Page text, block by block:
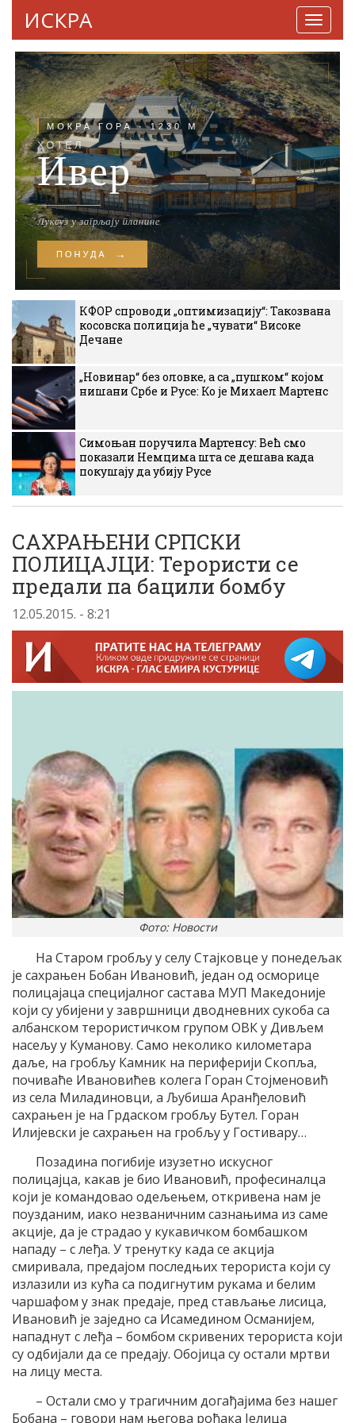
ИСКРА
КФОР спроводи „оптимизацију“: Такозвана
косовска полиција ће „чувати“ Високе
Дечане
„Новинар“ без оловке, а са „пушком“ којом
нишани Србе и Русе: Ко је Михаел Мартенс
Симоњан поручила Мартенсу: Већ смо
показали Немцима шта се дешава када
покушају да убију Русе
САХРАЊЕНИ СРПСКИ
ПОЛИЦАЈЦИ: Терористи се
предали па бацили бомбу
12.05.2015. - 8:21
Фото: Новости
На Старом гробљу у селу Стајковце у понедељак
је сахрањен Бобан Ивановић, један од осморице
полицајаца специјалног састава МУП Македоније
који су убијени у завршници дводневних сукоба са
албанском терористичком групом ОВК у Дивљем
насељу у Куманову. Само неколико километара
даље, на гробљу Камник на периферији Скопља,
почиваће Ивановићев колега Горан Стојменовић
из села Миладиновци, а Љубиша Аранђеловић
сахрањен је на Грдаском гробљу Бутел. Горан
Илијевски је сахрањен на гробљу у Гостивару…
Позадина погибије изузетно искусног
полицајца, какав је био Ивановић, професиналца
који је командовао одељењем, откривена нам је
поузданим, иако незваничним сазнањима из саме
акције, да је страдао у кукавичком бомбашком
нападу – с леђа. У тренутку када се акција
смиривала, предајом последњих терориста који су
излазили из кућа са подигнутим рукама и белим
чаршафом у знак предаје, пред стављање лисица,
Ивановић је заједно са Исамедином Османијем,
нападнут с леђа – бомбом скривених терориста који
су одбијали да се предају. Обојица су остали мртви
на лицу места.
– Остали смо у трагичним догађајима без нашег
Бобана – говори нам његова рођака Јелица